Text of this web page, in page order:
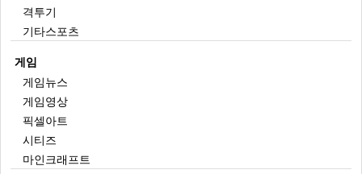
격투기
기타스포츠
게임
게임뉴스
게임영상
픽셀아트
시티즈
마인크래프트